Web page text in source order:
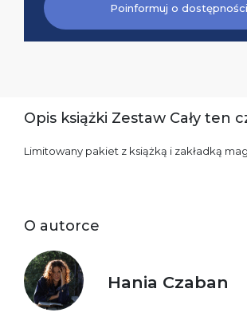
Poinformuj o dostępności
Opis książki Zestaw Cały ten
Limitowany pakiet z książką i zakładką
O autorce
Hania Czaban